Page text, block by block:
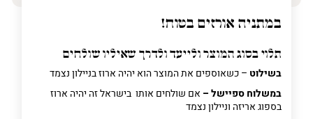
במתניה אורזים בטוח!
תלוי בסוג המוצר ולייעד ולדרך שאיליו שולחים
בשילוט – כשאוספים את המוצר הוא יהיה ארוז בניילון נצמד
במשלוח ספיישל – אם שולחים אותו בישראל זה יהיה ארוז
בספוג אריזה וניילון נצמד